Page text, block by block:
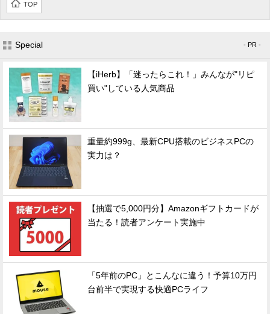
TOP
Special - PR -
【iHerb】「迷ったらこれ！」みんなが"リピ
買い"している人気商品
重量約999g、最新CPU搭載のビジネスPCの
実力は？
【抽選で5,000円分】Amazonギフトカードが
当たる！読者アンケート実施中
「5年前のPC」とこんなに違う！予算10万円
台前半で実現する快適PCライフ